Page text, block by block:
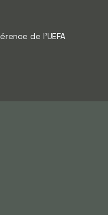
de l'UEFA